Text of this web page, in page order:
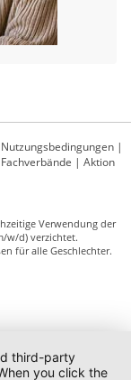
Nutzungsbedingungen |
| Aktion
Verwendung der
w/d) verzichtet.
für alle Geschlechter.
third-party
you click the